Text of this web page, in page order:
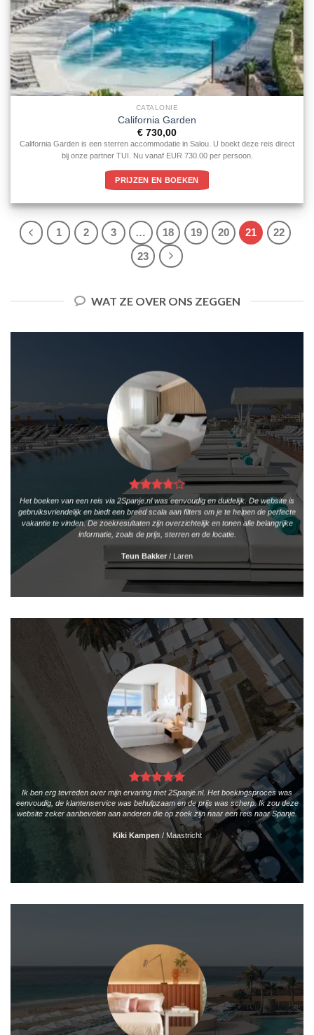
CATALONIE
California Garden
€ 730,00
California Garden is een sterren accommodatie in Salou. U boekt deze reis direct
bij onze partner TUI. Nu vanaf EUR 730.00 per persoon.
PRIJZEN EN BOEKEN
1 2 3 … 18 19 20 21
22
23
WAT ZE OVER ONS ZEGGEN
Het boeken van een reis via 2Spanje.nl was eenvoudig en duidelijk. De website is
gebruiksvriendelijk en biedt een breed scala aan filters om je te helpen de perfecte
vakantie te vinden. De zoekresultaten zijn overzichtelijk en tonen alle belangrijke
informatie, zoals de prijs, sterren en de locatie.
Teun Bakker / Laren
Ik ben erg tevreden over mijn ervaring met 2Spanje.nl. Het boekingsproces was
eenvoudig, de klantenservice was behulpzaam en de prijs was scherp. Ik zou deze
website zeker aanbevelen aan anderen die op zoek zijn naar een reis naar Spanje.
Kiki Kampen /Maastricht